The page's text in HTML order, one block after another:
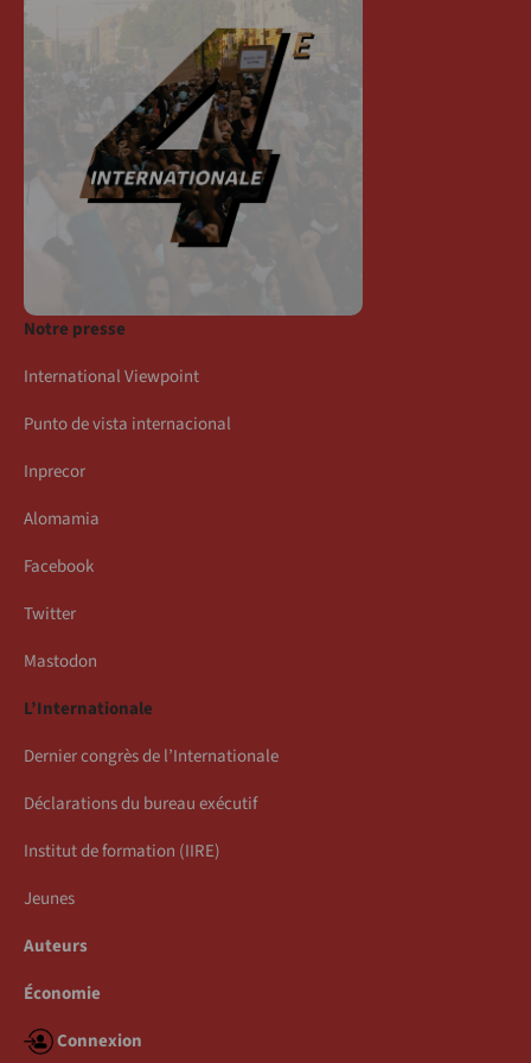
Notre presse
International Viewpoint
Punto de vista internacional
Inprecor
Alomamia
Facebook
Twitter
Mastodon
L’Internationale
Dernier congrès de l’Internationale
Déclarations du bureau exécutif
Institut de formation (IIRE)
Jeunes
Auteurs
Économie
Connexion